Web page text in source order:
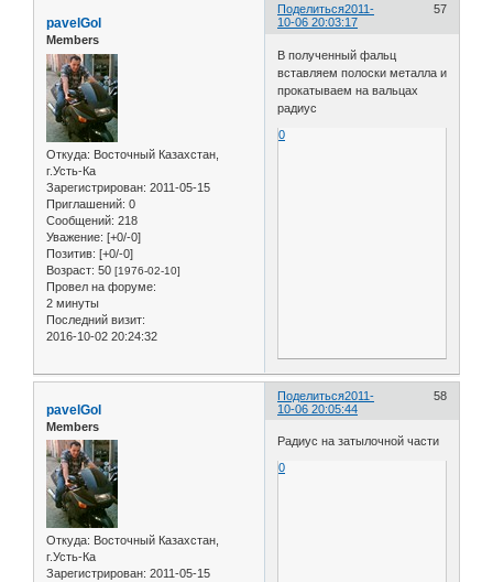
Поделиться 57
2011-
10-06 20:03:17
pavelGol
Members
Откуда: Восточный Казахстан,
г.Усть-Ка
Зарегистрирован: 2011-05-15
Приглашений: 0
Сообщений: 218
Уважение: [+0/-0]
Позитив: [+0/-0]
Возраст: 50 [1976-02-10]
Провел на форуме:
2 минуты
Последний визит:
2016-10-02 20:24:32
В полученный фальц
вставляем полоски металла и
прокатываем на вальцах
радиус
0
Поделиться 58
2011-
10-06 20:05:44
pavelGol
Members
Откуда: Восточный Казахстан,
г.Усть-Ка
Зарегистрирован: 2011-05-15
Радиус на затылочной части
0